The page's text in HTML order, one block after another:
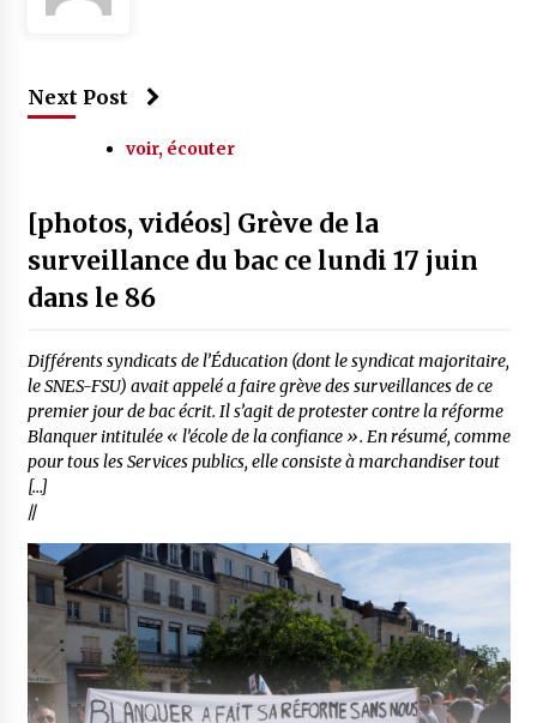
Next Post
voir, écouter
[photos, vidéos] Grève de la
surveillance du bac ce lundi 17 juin
dans le 86
Différents syndicats de l’Éducation (dont le syndicat majoritaire,
le SNES-FSU) avait appelé a faire grève des surveillances de ce
premier jour de bac écrit. Il s’agit de protester contre la réforme
Blanquer intitulée « l’école de la confiance ». En résumé, comme
pour tous les Services publics, elle consiste à marchandiser tout
[…]
//